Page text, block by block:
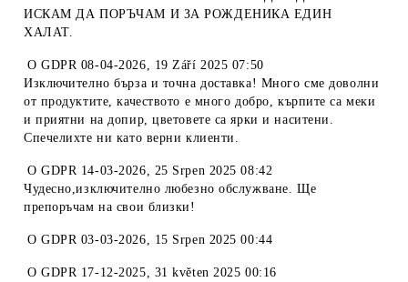
ИСКАМ ДА ПОРЪЧАМ И ЗА РОЖДЕНИКА ЕДИН
ХАЛАТ.
OGDPR 08-04-2026, 19 Září 2025 07:50
Изключително бърза и точна доставка! Много сме доволни
от продуктите, качеството е много добро, кърпите са меки
и приятни на допир, цветовете са ярки и наситени.
Спечелихте ни като верни клиенти.
OGDPR 14-03-2026, 25 Srpen 2025 08:42
Чудесно,изключително любезно обслужване. Ще
препоръчам на свои близки!
OGDPR 03-03-2026, 15 Srpen 2025 00:44
OGDPR 17-12-2025, 31 květen 2025 00:16